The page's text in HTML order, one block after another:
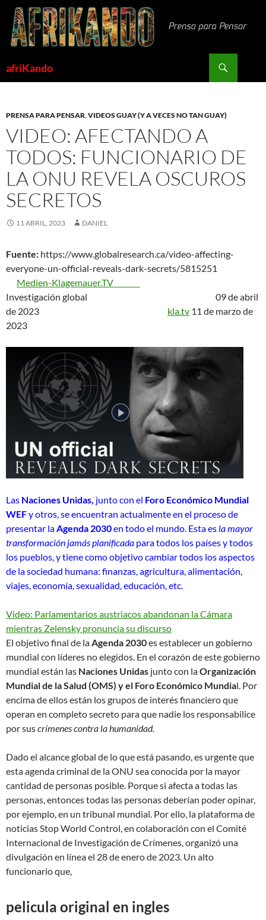
Saltar
contenido
afriKando
PRENSA PARA PENSAR,VIDEOS GUAY (Y A VECES NO TAN GUAY)
VIDEO: AFECTANDO A
TODOS: FUNCIONARIO DE
LA ONU REVELA OSCUROS
SECRETOS
11 ABRIL, 2023 DANIEL
Fuente: https://www.globalresearch.ca/video-affecting-
everyone-un-official-reveals-dark-secrets/5815251
Medien-Klagemauer.TV
Investigación global 09 de abril
de 2023 kla.tv 11 de marzo de
2023
Las Naciones Unidas, junto con el Foro Económico Mundial
WEFy otros, se encuentran actualmente en el proceso de
presentar laAgenda 2030en todo el mundo. Esta esla mayor
transformación jamás planificada para todos los países y todos
los pueblos, y tiene como objetivo cambiar todos los aspectos
de la sociedad humana: finanzas, agricultura, alimentación,
viajes, economía, sexualidad, educación, etc.
Video: Parlamentarios austriacos abandonan la Cámara
mientras Zelensky pronuncia su discurso
El objetivo final de laAgenda 2030es establecer un gobierno
mundial con líderes no elegidos. En el corazón de este gobierno
mundial están las Naciones Unidas junto con laOrganización
Mundial de la Salud (OMS) y el Foro Económico Mundial. Por
encima de ellos están los grupos de interés financiero que
operan en completo secreto para que nadie los responsabilice
por suscrímenes contra la humanidad.
Dado el alcance global de lo que está pasando, es urgente que
esta agenda criminal de la ONU sea conocida por la mayor
cantidad de personas posible. Porque si afecta a todas las
personas, entonces todas las personas deberían poder opinar,
por ejemplo, en un tribunal mundial. Por ello, la plataforma de
noticias Stop World Control, en colaboración con el Comité
Internacional de Investigación de Crímenes, organizó una
divulgación en línea el 28 de enero de 2023. Un alto
funcionario que,
pelicula original en ingles